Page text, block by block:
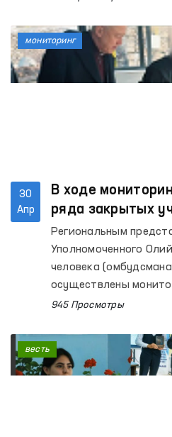
(омбудсмана),
преподавательский
слушатели и
около 90 участников.
30
Апр
В ходе
ряда закрытых
Ферганской
недостатков –
Региональным
Уполномоченного
человека
осуществлены
Центр социальной и
области, Центр
определённого
области),
945 Просмотры
мониторинг
весть